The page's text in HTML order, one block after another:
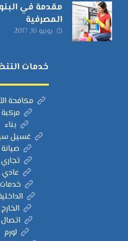
مقدمة في
المصرفية
يونيو 10, 2017
خدمات
مكافحة
مركبة
بناء
غسيل
صيانة
تجاري
عادي
خدمات
الخارج
اتصال
لورم